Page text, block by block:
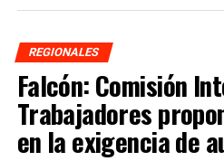
REGIONALES
Falcón: Comisión
Trabajadores
en la exigencia de